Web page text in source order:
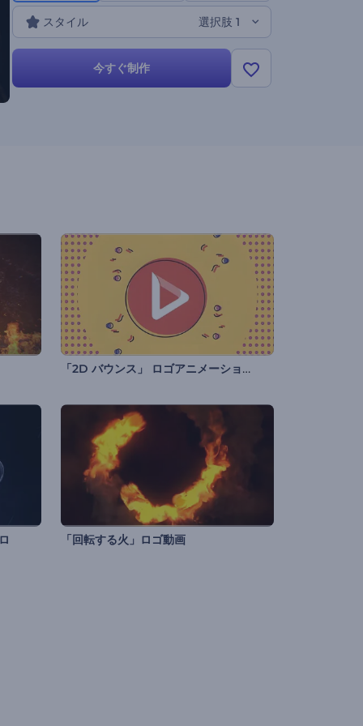
ょう。今すぐ試してみてください！
スタイル 選択肢 1
今すぐ制作
「2D バウンス」 ロゴアニメーション
「回転する火」ロゴ動画